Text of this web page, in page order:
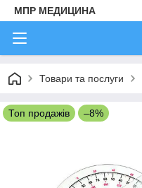
МПР МЕДИЦИНА
Товари та послуги
Топ продажів –8%